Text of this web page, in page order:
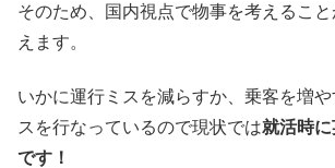
そのため、国内視点で物事を考えるこ
えます。
いかに運行ミスを減らすか、乗客を増
スを行なっているので現状では就活時
です！